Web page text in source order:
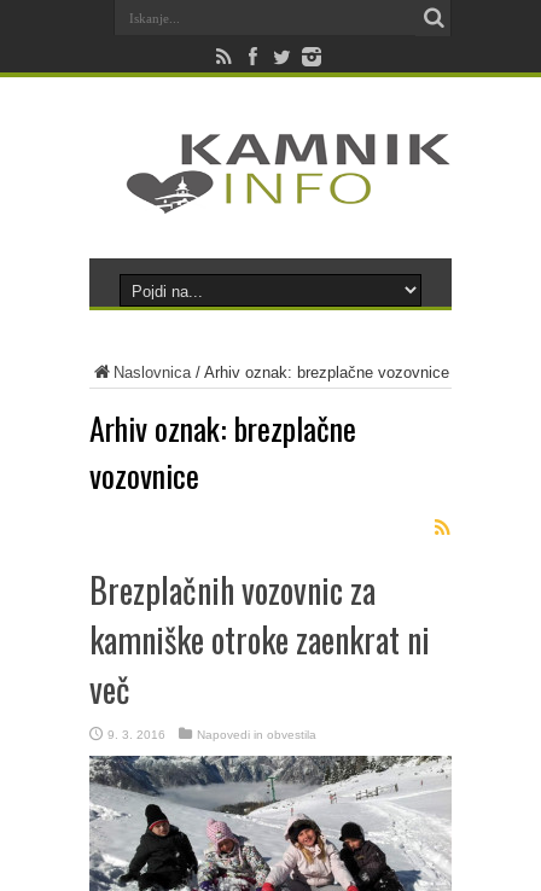
Naslovnica/ Arhiv oznak: brezplačne vozovnice
Arhiv oznak: brezplačne
vozovnice
Brezplačnih vozovnic za
kamniške otroke zaenkrat ni
več
9. 3. 2016 Napovedi in obvestila